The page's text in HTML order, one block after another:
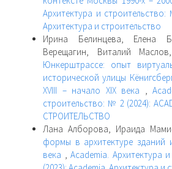
Архитектура и
Архитектура и строительство
Ирина Белинцева, Елена
Верещагин, Виталий
Юнкерштрассе: опыт
исторической улицы
XVIII – начало XIX века ,
строительство: № 2 (2024):
СТРОИТЕЛЬСТВО
Лана Алборова, Ираида
формы в архитектуре зданий
века , Academia. Архитектура